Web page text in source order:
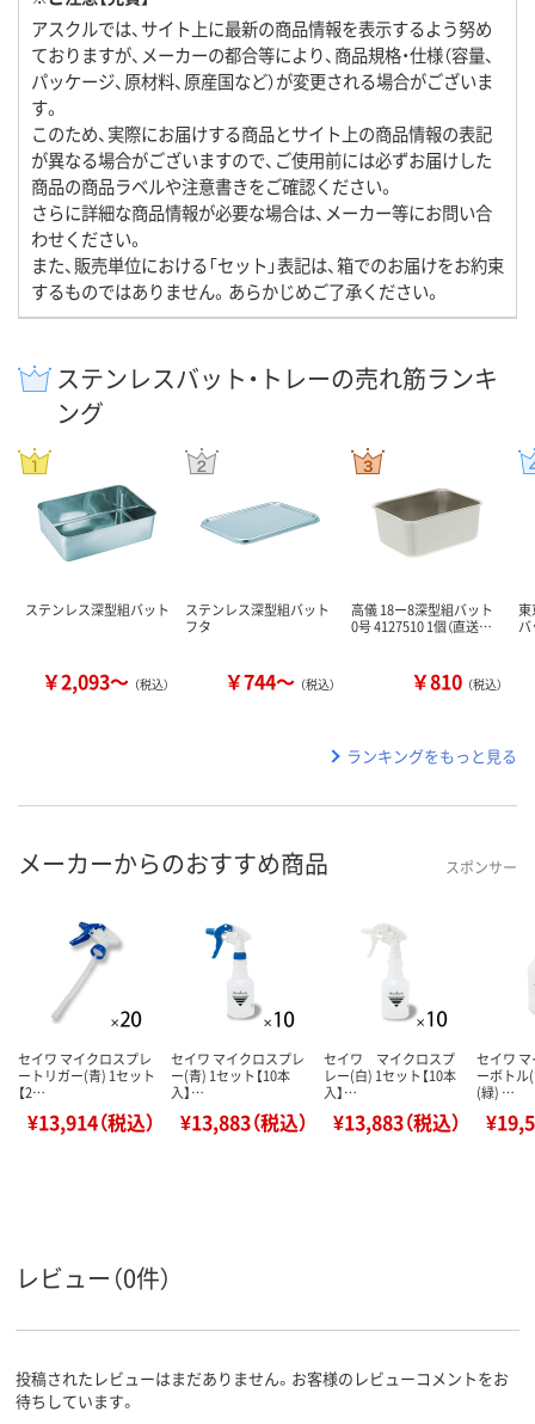
アスクルでは、サイト上に最新の商品情報を表示するよう努め
ておりますが、メーカーの都合等により、商品規格・仕様（容量、
パッケージ、原材料、原産国など）が変更される場合がございま
す。
このため、実際にお届けする商品とサイト上の商品情報の表記
が異なる場合がございますので、ご使用前には必ずお届けした
商品の商品ラベルや注意書きをご確認ください。
さらに詳細な商品情報が必要な場合は、メーカー等にお問い合
わせください。
また、販売単位における「セット」表記は、箱でのお届けをお約束
するものではありません。あらかじめご了承ください。
ステンレスバット・トレーの売れ筋ランキ
ング
ステンレス深型組バット
￥2,093～ （税込）
ステンレス深型組バット
フタ
￥744～ （税込）
高儀 18ー8深型組バット
0号 4127510 1個（直送…
￥810 （税込）
東
ランキングをもっと見る
メーカーからのおすすめ商品 スポンサー
セイワ マイクロスプレ
ートリガー(青) 1セット
【2…
¥13,914（税込）
セイワ マイクロスプレ
ー(青) 1セット【10本
入】…
¥13,883（税込）
セイワ マイクロスプ
レー(白) 1セット【10本
入】…
¥13,883（税込）
セイワ
ーボトル
(緑) …
レビュー（0件）
投稿されたレビューはまだありません。お客様のレビューコメントをお
待ちしています。